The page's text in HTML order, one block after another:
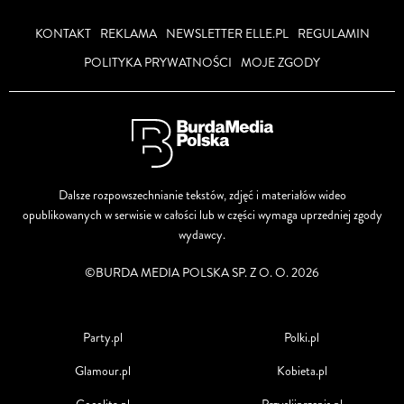
KONTAKT REKLAMA NEWSLETTER ELLE.PL
REGULAMIN
POLITYKA PRYWATNOŚCI MOJE ZGODY
Dalsze rozpowszechnianie tekstów, zdjęć i materiałów wideo
opublikowanych w serwisie w całości lub w części wymaga uprzedniej zgody
wydawcy.
©BURDA MEDIA POLSKA SP. Z O. O. 2026
Party.pl
Glamour.pl
Polki.pl
Kobieta.pl